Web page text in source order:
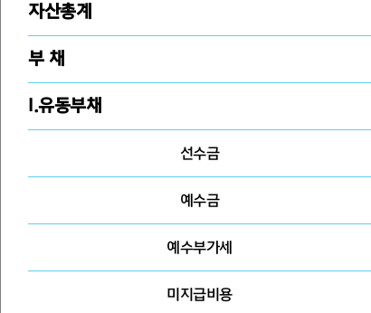
자산총계
부 채
Ⅰ.유동부채
선수금
예수금
예수부가세
미지급비용